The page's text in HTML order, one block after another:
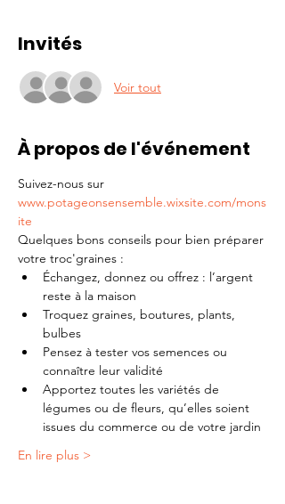
Invités
Voir tout
À propos de l'événement
Suivez-nous sur
www.potageonsensemble.wixsite.com/mons
ite
Quelques bons conseils pour bien préparer
votre troc'graines :
Échangez, donnez ou offrez : l’argent
reste à la maison
Troquez graines, boutures, plants,
bulbes
Pensez à tester vos semences ou
connaître leur validité
Apportez toutes les variétés de
légumes ou de fleurs, qu’elles soient
issues du commerce ou de votre jardin
En lire plus >